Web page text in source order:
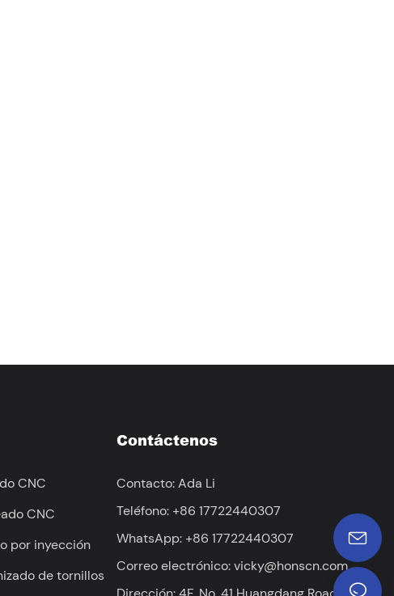
CNC
CNC
por inyección
de tornillos
Contáctenos
Contacto: Ada Li
Teléfono: +86 17722440307
WhatsApp: +86 17722440307
Correo electrónico:vicky@honscn.com